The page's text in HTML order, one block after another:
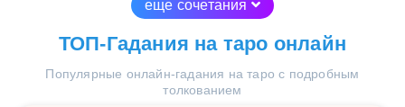
еще сочетания
ТОП-Гадания на таро онлайн
Популярные онлайн-гадания на таро с подробным
толкованием